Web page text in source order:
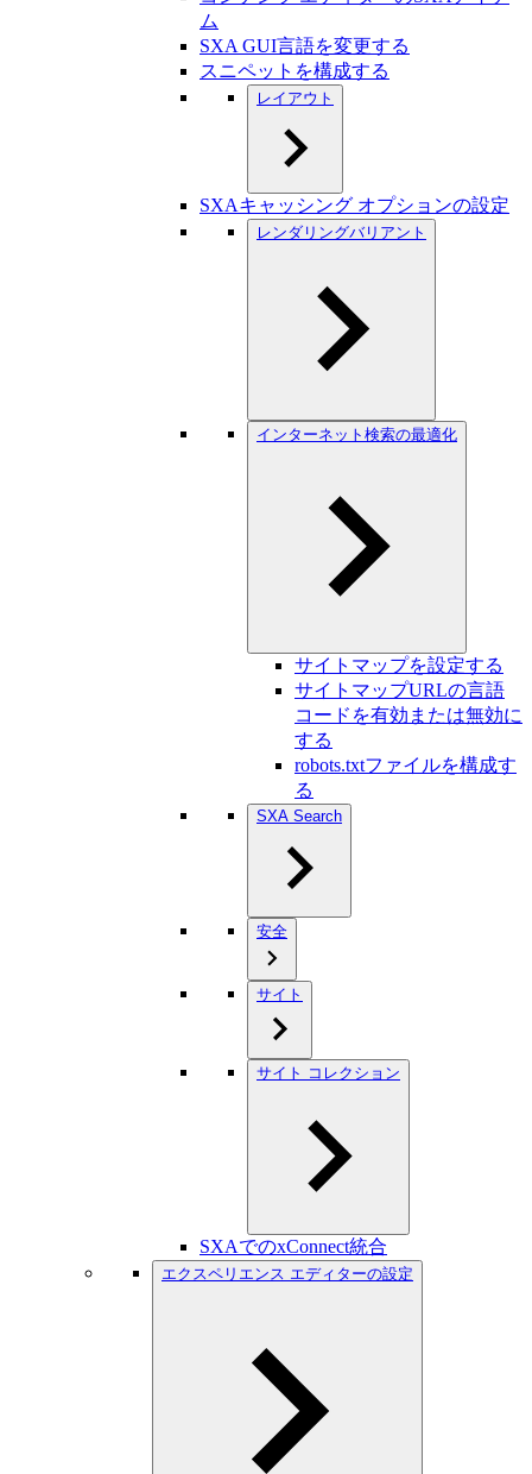
ム
SXA GUI言語を変更する
スニペットを構成する
レイアウト
SXAキャッシング オプションの設定
レンダリングバリアント
インターネット検索の最適化
サイトマップを設定する
サイトマップURLの言語
コードを有効または無効に
する
robots.txtファイルを構成す
る
SXA Search
安全
サイト
サイト コレクション
SXAでのxConnect統合
エクスペリエンス エディターの設定